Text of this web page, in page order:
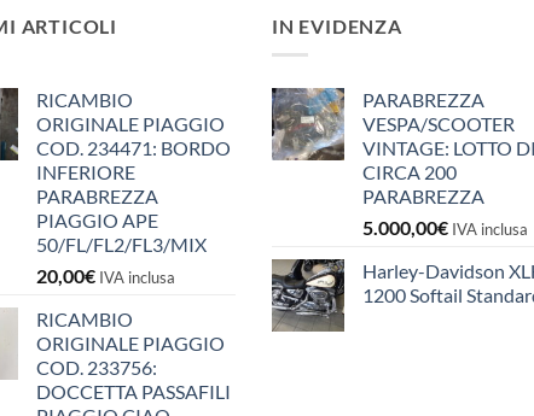
ARTICOLI
RICAMBIO
ORIGINALE PIAGGIO
COD. 234471: BORDO
INFERIORE
PARABREZZA
PIAGGIO APE
50/FL/FL2/FL3/MIX
20,00€ IVA inclusa
RICAMBIO
ORIGINALE PIAGGIO
COD. 233756:
DOCCETTA PASSAFILI
IN EVIDENZA
PARABREZZA
VESPA/SCOOTER
VINTAGE: LOTTO DI
CIRCA 200
PARABREZZA
5.000,00€ IVA inclusa
Harley-Davidson
1200 Softail